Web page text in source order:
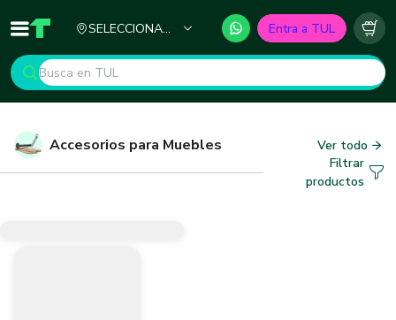
Inicio TUL - Tu Marketplace de Construcción
SELECCIONA
Entra a TUL
Accesorios para Muebles
Ver todo
Filtrar
productos